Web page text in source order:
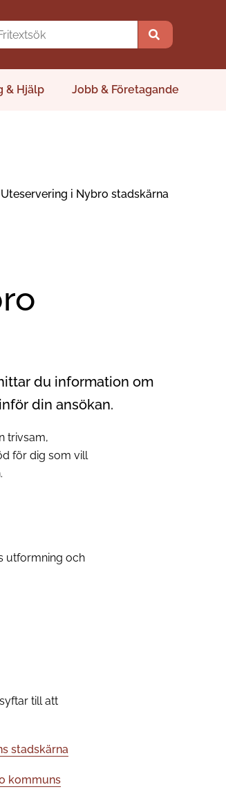
& Hjälp Jobb & Företagande
Uteservering i Nybro stadskärna
du information om
din ansökan.
trivsam,
för dig som vill
utformning och
till att
stadskärna
kommuns